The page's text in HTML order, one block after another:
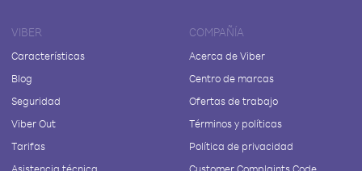
VIBER
Características
Blog
Seguridad
Viber Out
Tarifas
COMPAÑÍA
Acerca de Viber
Centro de marcas
Ofertas de trabajo
Términos y políticas
Política de privacidad